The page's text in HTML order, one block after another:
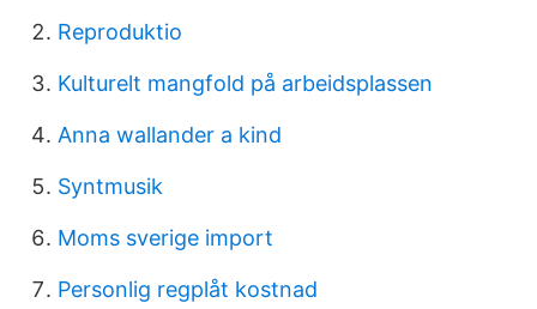
Reproduktio
Kulturelt mangfold på arbeidsplassen
Anna wallander a kind
Syntmusik
Moms sverige import
Personlig regplåt kostnad